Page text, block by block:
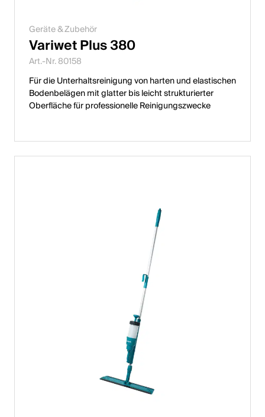
Geräte & Zubehör
Variwet Plus 380
Art.-Nr. 80158
Für die Unterhaltsreinigung von harten und elastischen
Bodenbelägen mit glatter bis leicht strukturierter
Oberfläche für professionelle Reinigungszwecke